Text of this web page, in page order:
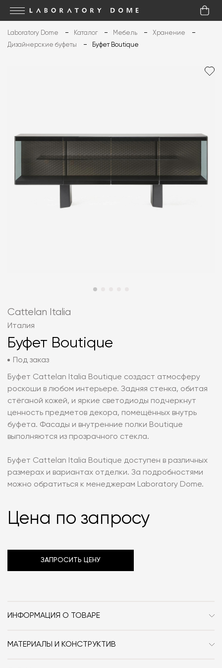
Laboratory Dome Каталог Мебель
Хранение
Дизайнерские буфеты
Буфет Boutique
Cattelan Italia
Италия
Буфет Boutique
Под заказ
Буфет Cattelan Italia Boutique создаст атмосферу
роскоши в любом интерьере. Задняя стенка, обитая
стёганой кожей, и яркие светодиоды подчеркнут
ценность предметов декора, помещённых внутрь
буфета. Фасады и внутренние полки Boutique
выполняются из прозрачного стекла.
Буфет Cattelan Italia Boutique доступен в различных
размерах и вариантах отделки. За подробностями
можно обратиться к менеджерам Laboratory Dome.
Цена по запросу
ЗАПРОСИТЬ ЦЕНУ
ИНФОРМАЦИЯ О ТОВАРЕ
МАТЕРИАЛЫ И КОНСТРУКТИВ